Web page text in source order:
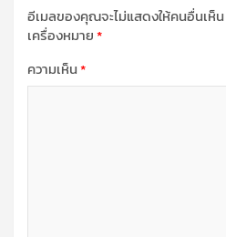
อีเมลของคุณจะไม่แสดงให้คนอื่นเห็น
เครื่องหมาย*
ความเห็น*